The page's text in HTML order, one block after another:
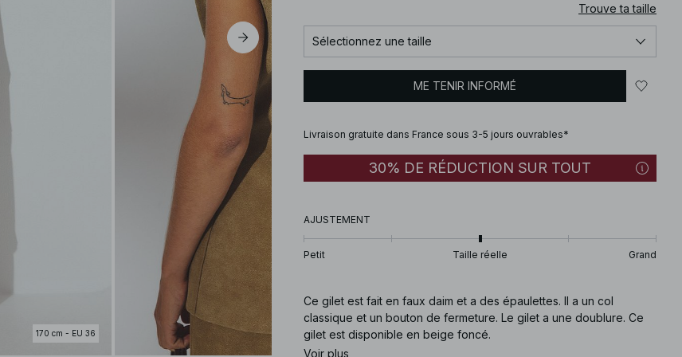
170 cm - EU 36
Trouve ta taille
Sélectionnez une taille
ME TENIR INFORMÉ
Livraison gratuite dans France sous 3-5 jours ouvrables*
30% DE RÉDUCTION SUR TOUT
AJUSTEMENT
Petit Taille réelle Grand
Ce gilet est fait en faux daim et a des épaulettes. Il a un col
classique et un bouton de fermeture. Le gilet a une doublure. Ce
gilet est disponible en beige foncé.
Voir plus